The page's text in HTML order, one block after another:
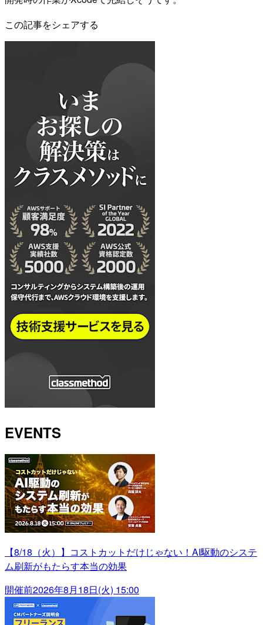
この記事をシェアする
EVENTS
【8/18（火）】コストカットだけじゃない！AI駆動のシステ
ム刷新がもたらす本当の効果
開催前2026年8月18日(火) 15:00